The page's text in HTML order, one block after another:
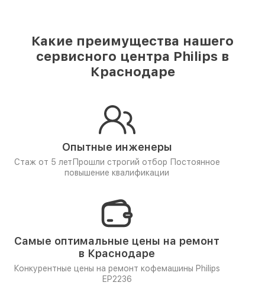
Какие преимущества нашего
сервисного центра Philips в
Краснодаре
Опытные инженеры
Стаж от 5 лет Прошли строгий отбор Постоянное
повышение квалификации
Самые оптимальные цены на ремонт
в Краснодаре
Конкурентные цены на ремонт кофемашины Philips
EP2236